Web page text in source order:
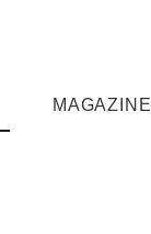
MAGAZINE